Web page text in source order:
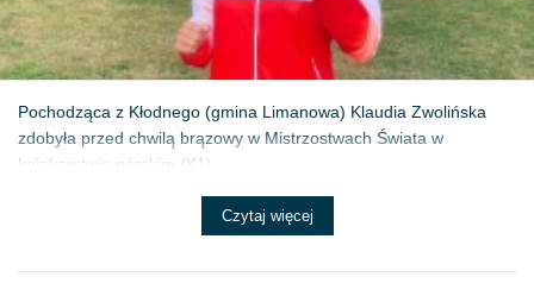
Pochodząca z Kłodnego (gmina Limanowa) Klaudia Zwolińska
zdobyła przed chwilą brązowy w Mistrzostwach Świata w
kajakarstwie górskim (K1) ...
Czytaj więcej